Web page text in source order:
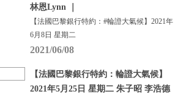
林恩Lynn ｜
【法國巴黎銀行特約：#輪證大氣候】2021年
6月8日 星期二
2021/06/08
【法國巴黎銀行特約：輪證大氣候】
2021年5月25日 星期二 朱子昭 李浩德